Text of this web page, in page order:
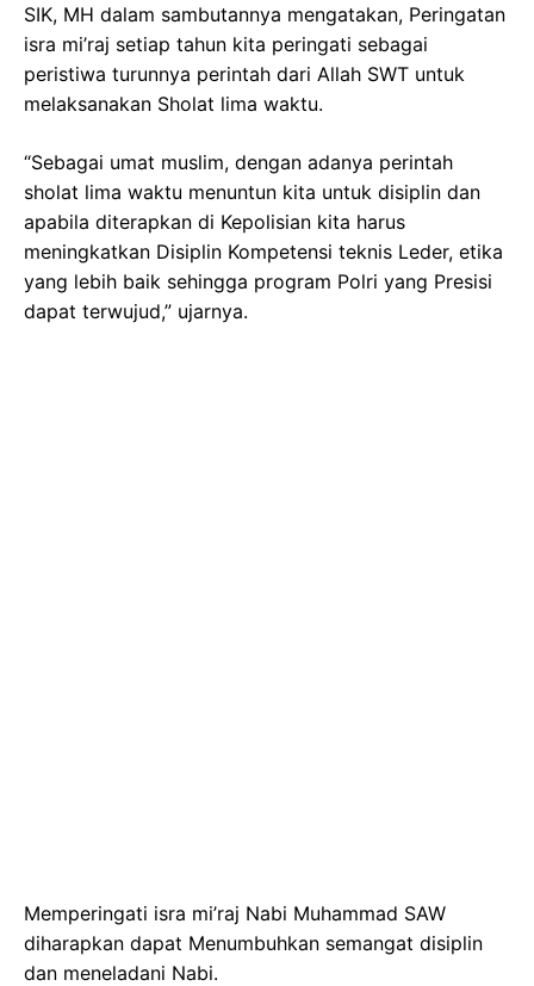
SIK, MH dalam sambutannya mengatakan, Peringatan
isra mi’raj setiap tahun kita peringati sebagai
peristiwa turunnya perintah dari Allah SWT untuk
melaksanakan Sholat lima waktu.
“Sebagai umat muslim, dengan adanya perintah
sholat lima waktu menuntun kita untuk disiplin dan
apabila diterapkan di Kepolisian kita harus
meningkatkan Disiplin Kompetensi teknis Leder, etika
yang lebih baik sehingga program Polri yang Presisi
dapat terwujud,” ujarnya.
Memperingati isra mi’raj Nabi Muhammad SAW
diharapkan dapat Menumbuhkan semangat disiplin
dan meneladani Nabi.